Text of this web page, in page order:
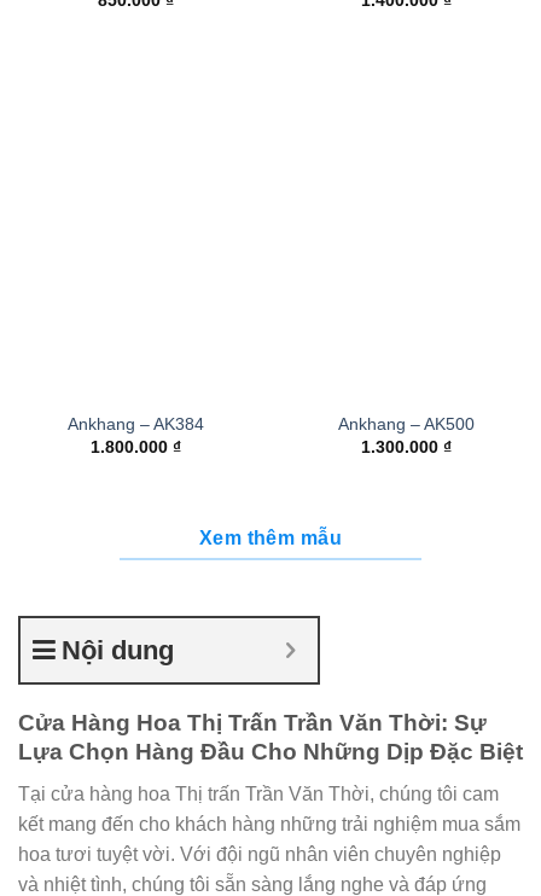
Ankhang – AK384
1.800.000 ₫
Ankhang – AK500
1.300.000 ₫
Xem thêm mẫu
Nội dung
Cửa Hàng Hoa Thị Trấn Trần Văn Thời: Sự
Lựa Chọn Hàng Đầu Cho Những Dịp Đặc Biệt
Tại cửa hàng hoa Thị trấn Trần Văn Thời, chúng tôi cam
kết mang đến cho khách hàng những trải nghiệm mua sắm
hoa tươi tuyệt vời. Với đội ngũ nhân viên chuyên nghiệp
và nhiệt tình, chúng tôi sẵn sàng lắng nghe và đáp ứng